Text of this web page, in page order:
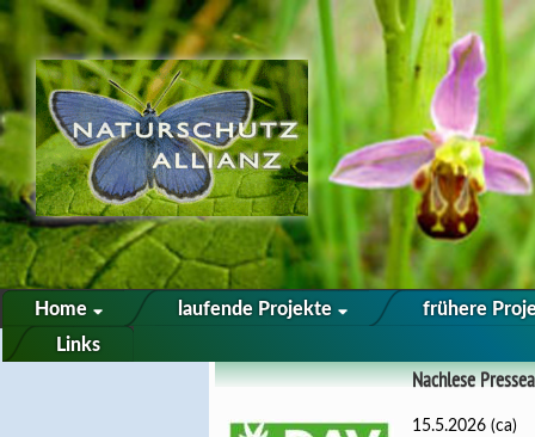
Home laufende Projekte
frühere
Links
Nachlese
15.5.2026 (ca)